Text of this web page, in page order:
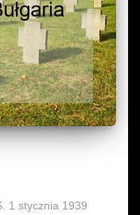
1 stycznia 1939